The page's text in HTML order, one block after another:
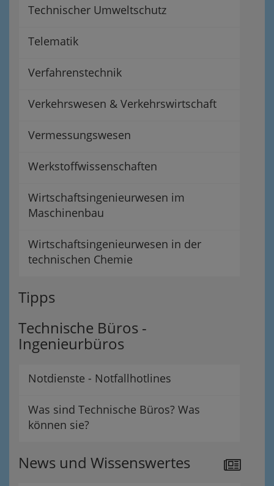
Technischer Umweltschutz
Telematik
Verfahrenstechnik
Verkehrswesen & Verkehrswirtschaft
Vermessungswesen
Werkstoffwissenschaften
Wirtschaftsingenieurwesen im
Maschinenbau
Wirtschaftsingenieurwesen in der
technischen Chemie
Tipps
Technische Büros -
Ingenieurbüros
Notdienste - Notfallhotlines
Was sind Technische Büros? Was
können sie?
News und Wissenswertes